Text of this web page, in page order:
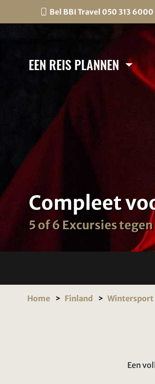
Bel BBI Travel 050 313 6000
EEN REIS PLANNEN
Compleet
5 of 6 Excursies
Home Finland Wintersport
Een